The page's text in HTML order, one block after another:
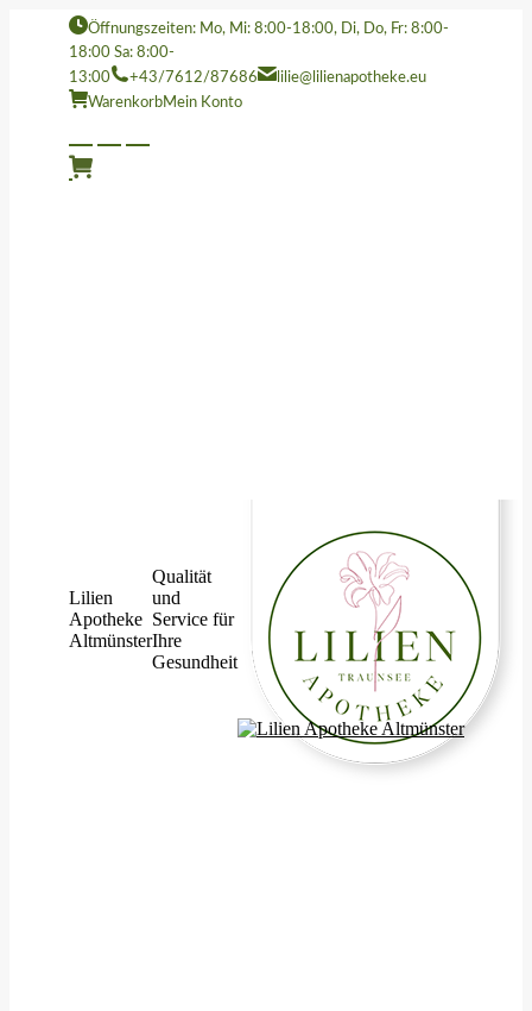
Öffnungszeiten: Mo, Mi: 8:00-18:00, Di, Do, Fr: 8:00-
18:00 Sa: 8:00-
13:00
+43/7612/87686
lilie@lilienapotheke.eu
WarenkorbMein Konto
Lilien
Apotheke
Altmünster
Qualität
und
Service für
Ihre
Gesundheit